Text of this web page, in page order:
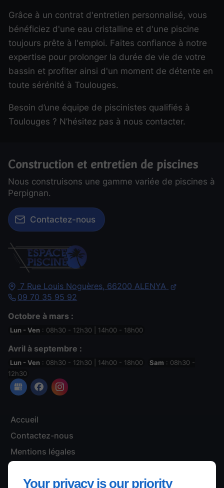
Your privacy is our priority
Grâce à un contrat d'entretien personnalisé, vous
bénéficiez d'une eau cristalline et d'une piscine
toujours prête à l'emploi. Faites confiance à notre
expertise pour prolonger la durée de vie de votre
bassin et profiter ainsi d'un moment de détente en
toute sérénité à Toulouges.
Besoin d’une équipe de piscinistes qualifiés à
Toulouges ? N’hésitez pas à nous contacter.
7 Rue Louis Noguères, 66200 ALENYA
09 70 35 95 92
Octobre à mars :
Lun - Ven : 08h30 - 12h30 | 14h00 - 18h00
Avril à septembre :
Lun - Ven : 08h30 - 12h30 | 14h00 - 18h00 Sam : 08h30 -
12h30
Accueil
Contactez-nous
Mentions légales
Construction et entretien de piscines
Nous construisons une gamme variée de piscines à
Perpignan.
Contactez-nous